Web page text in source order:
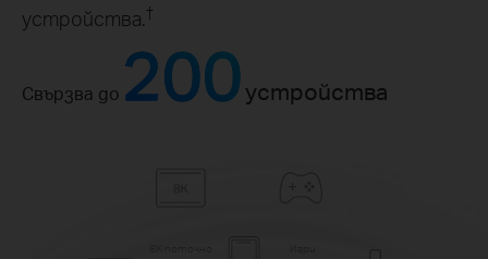
устройства.†
Свързва до 200устройства